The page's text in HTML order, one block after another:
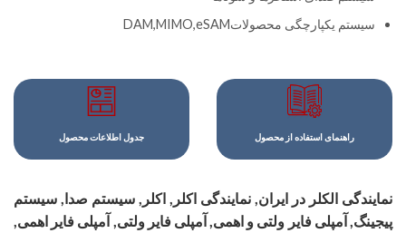
سیستم یکپارچگی محصولاتDAM,MIMO,eSAM
راهنمای استفاده از محصول جدول اطلاعات محصول
نمایندگی الکلر در ایران, نمایندگی اکلر, اکلر, سیستم صدا, سیستم
پیجینگ, آمپلی فایر ولتی و اهمی, آمپلی فایر ولتی, آمپلی فایر اهمی,